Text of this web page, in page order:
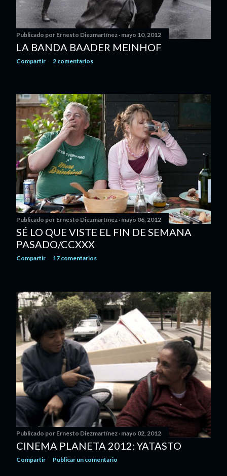
Publicado por Ernesto Diezmartínez mayo 10, 2012
LA BANDA BAADER MEINHOF
Compartir 2 comentarios
Publicado por Ernesto Diezmartínez mayo 06, 2012
SÉ LO QUE VISTE EL FIN DE SEMANA
PASADO/CCXXX
Compartir 17 comentarios
Publicado por Ernesto Diezmartínez mayo 02, 2012
CINEMA PLANETA 2012: YATASTO
Compartir Publicar un comentario